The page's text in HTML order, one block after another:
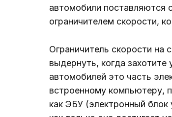
автомобили поставляются
ограничителем скорости,
Ограничитель скорости
выдернуть, когда
автомобилей это часть
встроенному компьютеру,
как ЭБУ (электронный